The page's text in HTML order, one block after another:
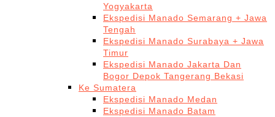
Yogyakarta
Ekspedisi Manado Semarang + Jawa
Tengah
Ekspedisi Manado Surabaya + Jawa
Timur
Ekspedisi Manado Jakarta Dan
Bogor Depok Tangerang Bekasi
Ke Sumatera
Ekspedisi Manado Medan
Ekspedisi Manado Batam